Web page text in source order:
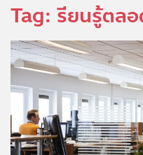
Tag: รียนรู้ตล